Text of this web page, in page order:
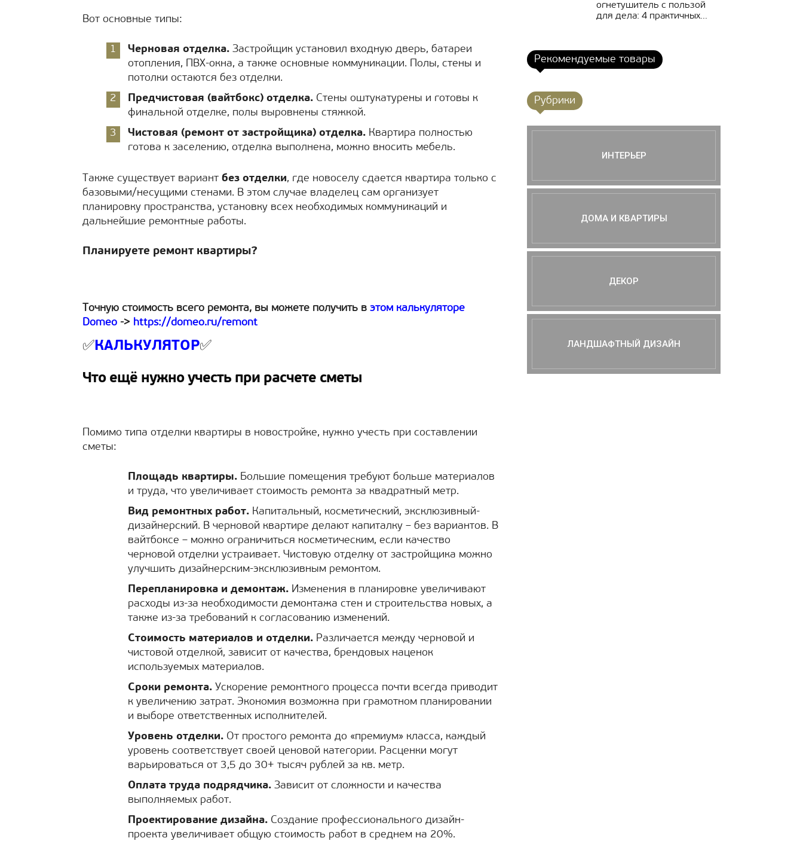
Вот основные типы:
Черновая отделка. Застройщик установил входную дверь, батареи
отопления, ПВХ-окна, а также основные коммуникации. Полы, стены и
потолки остаются без отделки.
Предчистовая (вайтбокс) отделка. Стены оштукатурены и готовы к
финальной отделке, полы выровнены стяжкой.
Чистовая (ремонт от застройщика) отделка. Квартира полностью
готова к заселению, отделка выполнена, можно вносить мебель.
Также существует вариант без отделки, где новоселу сдается квартира только с
базовыми/несущими стенами. В этом случае владелец сам организует
планировку пространства, установку всех необходимых коммуникаций и
дальнейшие ремонтные работы.
Планируете ремонт квартиры?
Точную стоимость всего ремонта, вы можете получить в этом калькуляторе
Domeo -> https://domeo.ru/remont
✅КАЛЬКУЛЯТОР✅
Что ещё нужно учесть при расчете сметы
Помимо типа отделки квартиры в новостройке, нужно учесть при составлении
сметы:
Площадь квартиры. Большие помещения требуют больше материалов
и труда, что увеличивает стоимость ремонта за квадратный метр.
Вид ремонтных работ. Капитальный, косметический, эксклюзивный-
дизайнерский. В черновой квартире делают капиталку – без вариантов. В
вайтбоксе – можно ограничиться косметическим, если качество
черновой отделки устраивает. Чистовую отделку от застройщика можно
улучшить дизайнерским-эксклюзивным ремонтом.
Перепланировка и демонтаж. Изменения в планировке увеличивают
расходы из-за необходимости демонтажа стен и строительства новых, а
также из-за требований к согласованию изменений.
Стоимость материалов и отделки. Различается между черновой и
чистовой отделкой, зависит от качества, брендовых наценок
используемых материалов.
Сроки ремонта. Ускорение ремонтного процесса почти всегда приводит
к увеличению затрат. Экономия возможна при грамотном планировании
и выборе ответственных исполнителей.
Уровень отделки. От простого ремонта до «премиум» класса, каждый
уровень соответствует своей ценовой категории. Расценки могут
варьироваться от 3,5 до 30+ тысяч рублей за кв. метр.
Оплата труда подрядчика. Зависит от сложности и качества
выполняемых работ.
Проектирование дизайна. Создание профессионального дизайн-
проекта увеличивает общую стоимость работ в среднем на 20%.
огнетушитель с пользой
для дела: 4 практичных...
Рекомендуемые товары
Рубрики
ИНТЕРЬЕР
ДОМА И КВАРТИРЫ
ДЕКОР
ЛАНДШАФТНЫЙ ДИЗАЙН